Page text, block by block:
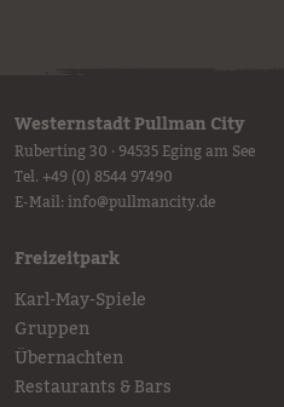
Westernstadt Pullman City
Ruberting 30 · 94535 Eging am See
Tel. +49 (0) 8544 97490
E-Mail:info@pullmancity.de
Freizeitpark
Karl-May-Spiele
Gruppen
Übernachten
Restaurants & Bars